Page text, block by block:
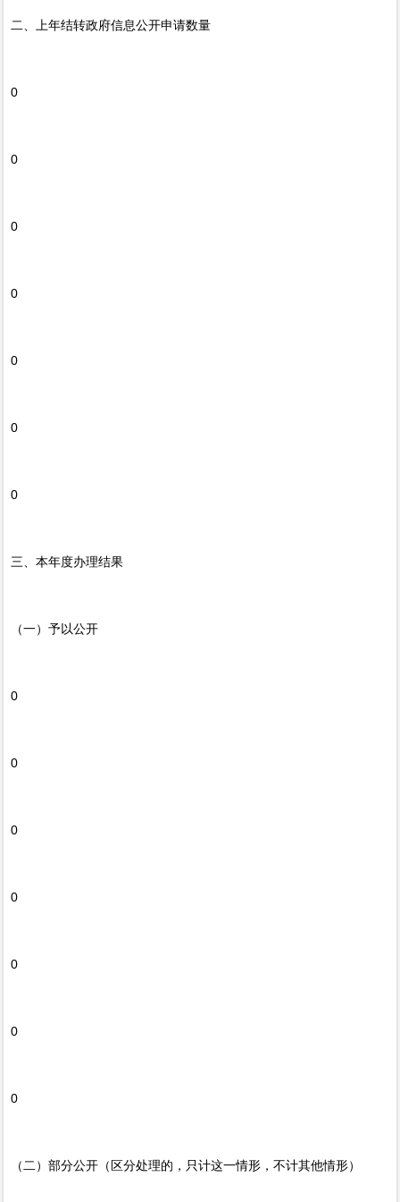
二、上年结转政府信息公开申请数量
0
0
0
0
0
0
0
三、本年度办理结果
（一）予以公开
0
0
0
0
0
0
0
（二）部分公开（区分处理的，只计这一情形，不计其他情形）